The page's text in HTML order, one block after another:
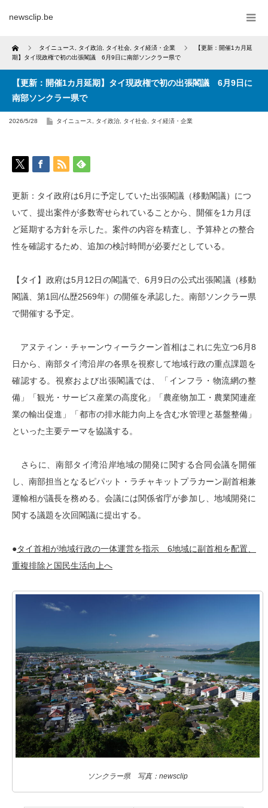
newsclip.be
Home タイニュース タイ政治 タイ社会 タイ経済・企業
【更新：開催1カ月延
期】タイ現政権で初の出張閣議 6月9日に南部ソンクラー県で
【更新：開催1カ月延期】タイ現政権で初の出張閣議 6月9日に
南部ソンクラー県で
2026/5/28 タイニュース タイ政治 タイ社会 タイ経済・企業
更新：タイ政府は6月に予定していた出張閣議（移動閣議）につ
いて、提出案件が多数寄せられていることから、開催を1カ月ほ
ど延期する方針を示した。案件の内容を精査し、予算枠との整合
性を確認するため、追加の検討時間が必要だとしている。
【タイ】政府は5月12日の閣議で、6月9日の公式出張閣議（移動
閣議、第1回/仏歴2569年）の開催を承認した。南部ソンクラー県
で開催する予定。
アヌティン・チャーンウィーラクーン首相はこれに先立つ6月8
日から、南部タイ湾沿岸の各県を視察して地域行政の重点課題を
確認する。視察および出張閣議では、「インフラ・物流網の整
備」「観光・サービス産業の高度化」「農産物加工・農業関連産
業の輸出促進」「都市の排水能力向上を含む水管理と基盤整備」
といった主要テーマを協議する。
さらに、南部タイ湾沿岸地域の開発に関する合同会議を開催
し、南部担当となるピパット・ラチャキットプラカーン副首相兼
運輸相が議長を務める。会議には関係省庁が参加し、地域開発に
関する議題を次回閣議に提出する。
●タイ首相が地域行政の一体運営を指示 6地域に副首相を配置、
重複排除と国民生活向上へ
ソンクラー県 写真：newsclip